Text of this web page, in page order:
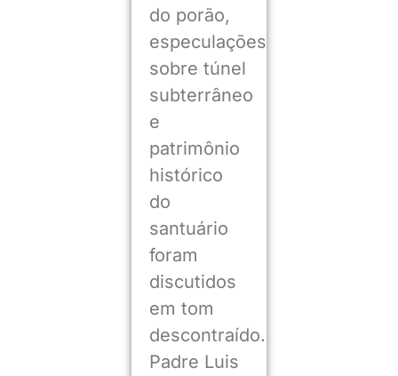
do porão,
especulações
sobre túnel
subterrâneo
e
patrimônio
histórico
do
santuário
foram
discutidos
em tom
descontraído.
Padre Luis